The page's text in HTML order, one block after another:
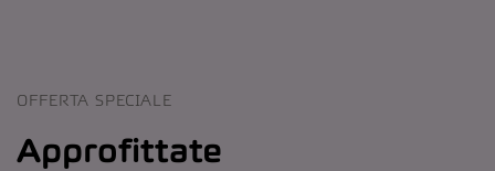
OFFERTA SPECIALE
Approfittate